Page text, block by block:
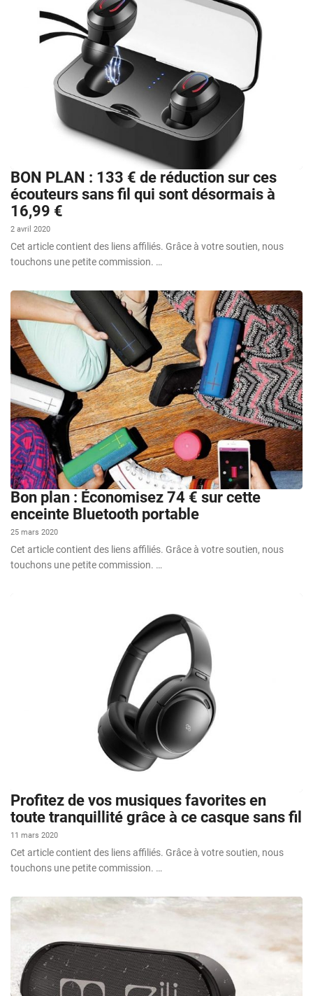
BON PLAN : 133 € de réduction sur ces
écouteurs sans fil qui sont désormais à
16,99 €
2 avril 2020
Cet article contient des liens affiliés. Grâce à votre soutien, nous
touchons une petite commission. …
Bon plan : Économisez 74 € sur cette
enceinte Bluetooth portable
25 mars 2020
Cet article contient des liens affiliés. Grâce à votre soutien, nous
touchons une petite commission. …
Profitez de vos musiques favorites en
toute tranquillité grâce à ce casque sans fil
11 mars 2020
Cet article contient des liens affiliés. Grâce à votre soutien, nous
touchons une petite commission. …